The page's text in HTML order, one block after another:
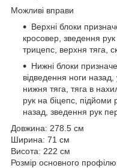
Можливі вправи
Верхні блоки
кросовер, зведення
трицепс, верхня тяга,
Нижні блоки
відведення ноги назад,
нижня тяга, тяга в
рук на біцепс, підйоми
назад, зведення рук
Довжина: 278.5 см
Ширина: 71 см
Висота: 222 см
Розмір основного